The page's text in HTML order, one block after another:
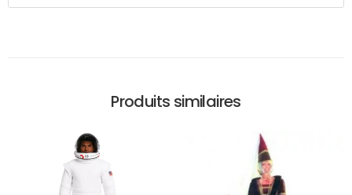
Produits similaires